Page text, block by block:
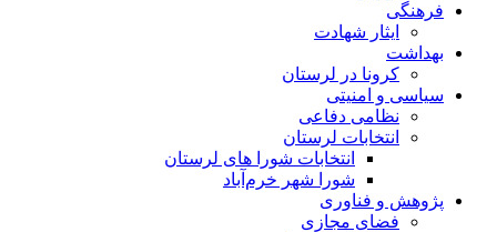
فرهنگی
ایثار شهادت
بهداشت
کرونا در لرستان
سیاسی و امنیتی
نظامی دفاعی
انتخابات لرستان
انتخابات شورا های لرستان
شورا شهر خرم‌آباد
پژوهش و فناوری
فضای مجازی